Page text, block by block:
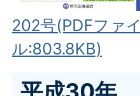
202号(PDFファイ
ル:803.8KB)